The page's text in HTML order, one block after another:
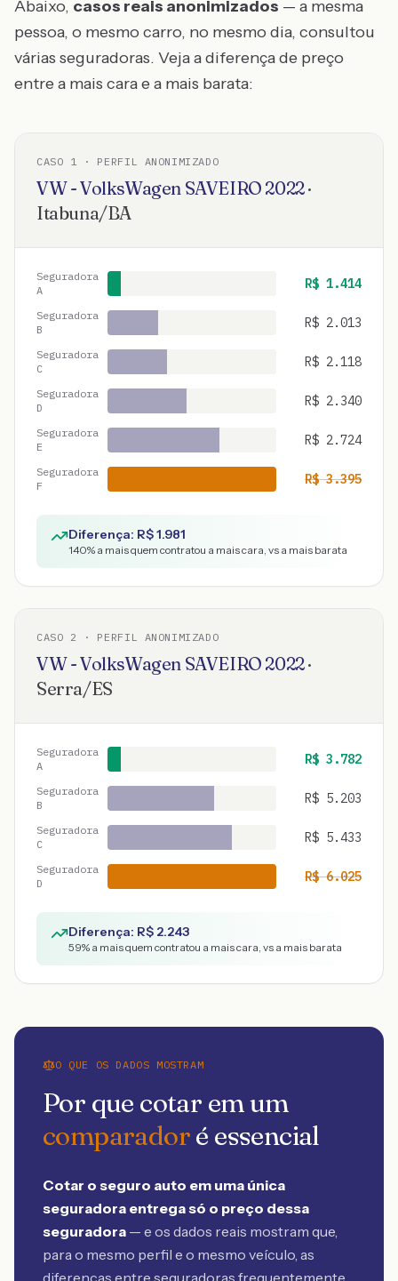
Abaixo, casos reais anonimizados — a mesma
pessoa, o mesmo carro, no mesmo dia, consultou
várias seguradoras. Veja a diferença de preço
entre a mais cara e a mais barata:
CASO 1 · PERFIL ANONIMIZADO
VW - VolksWagen SAVEIRO 2022·
Itabuna/BA
Seguradora
A
R$ 1.414
Seguradora
B
R$ 2.013
Seguradora
C
R$ 2.118
Seguradora
D
R$ 2.340
Seguradora
E
R$ 2.724
Seguradora
F
R$3.395
Diferença: R$1.981
140% a mais quem contratou a mais cara, vs a mais barata
CASO 2 · PERFIL ANONIMIZADO
VW - VolksWagen SAVEIRO 2022·
Serra/ES
Seguradora
A
R$ 3.782
Seguradora
B
R$ 5.203
Seguradora
C
R$ 5.433
Seguradora
D
R$6.025
Diferença: R$ 2.243
59% a mais quem contratou a mais cara, vs a mais barata
O QUE OS DADOS MOSTRAM
Por que cotar em um
comparadoré essencial
Cotar o seguro auto em uma única
seguradora entrega só o preço dessa
seguradora — e os dados reais mostram que,
para o mesmo perfil e o mesmo veículo, as
diferenças entre seguradoras frequentemente